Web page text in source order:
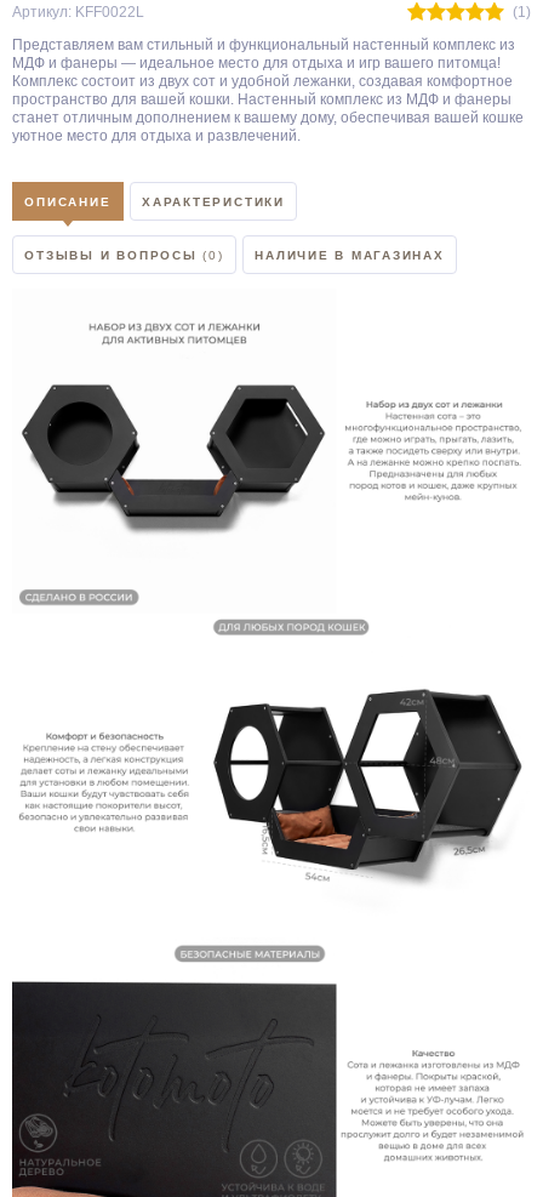
Артикул: KFF0022L
(1)
Представляем вам стильный и функциональный настенный комплекс из
МДФ и фанеры — идеальное место для отдыха и игр вашего питомца!
Комплекс состоит из двух сот и удобной лежанки, создавая комфортное
пространство для вашей кошки. Настенный комплекс из МДФ и фанеры
станет отличным дополнением к вашему дому, обеспечивая вашей кошке
уютное место для отдыха и развлечений.
ОПИСАНИЕ ХАРАКТЕРИСТИКИ
ОТЗЫВЫ И ВОПРОСЫ(0) НАЛИЧИЕ В МАГАЗИНАХ